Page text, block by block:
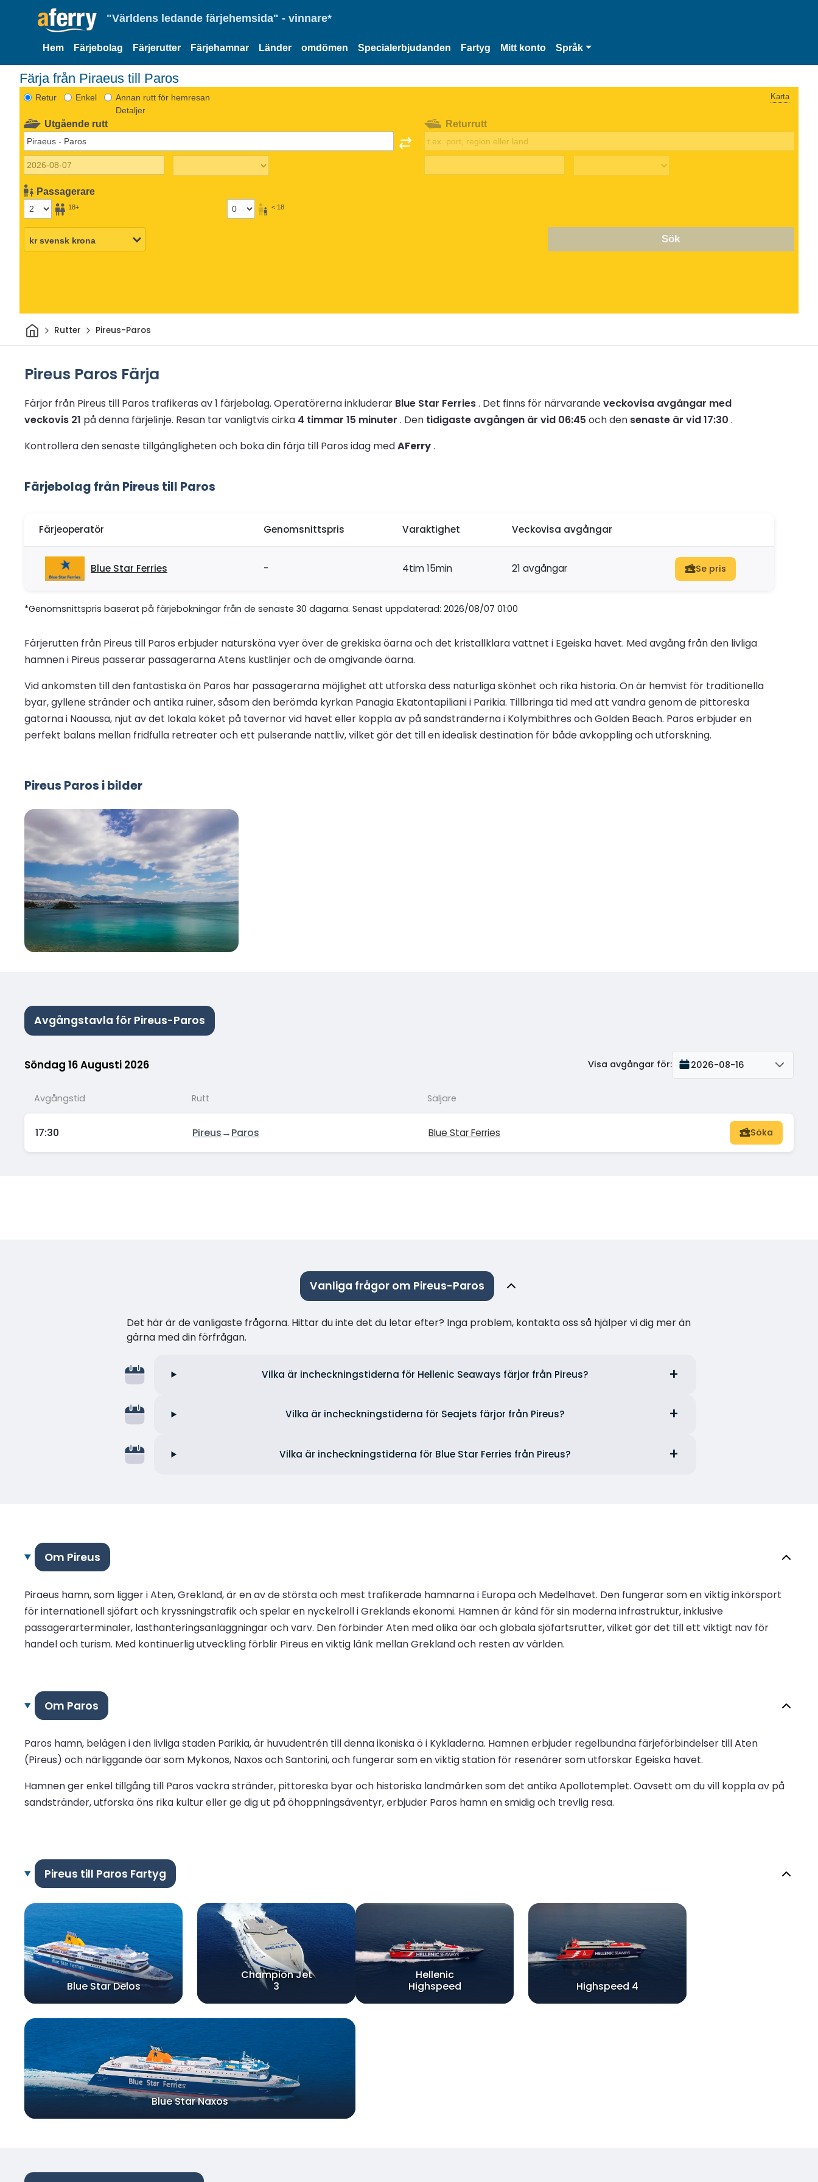
"Världens ledande färjehemsida" - vinnare*
Hem Färjebolag Färjerutter Färjehamnar Länder omdömen Specialerbjudanden Fartyg Mitt konto Språk
Färja från Piraeus till Paros
Retur Enkel
Annan rutt för hemresan
Detaljer
Karta
Utgående rutt
Passagerare
18+ < 18
Returrutt
Sök
HemRutter Pireus-Paros
Pireus Paros Färja
Färjor från Pireus till Paros trafikeras av 1 färjebolag. Operatörerna inkluderar Blue Star Ferries. Det finns för närvarandeveckovisa avgångar med
veckovis 21 på denna färjelinje. Resan tar vanligtvis cirka 4 timmar 15 minuter . Den tidigaste avgången är vid 06:45 och den senaste är vid 17:30 .
Kontrollera den senaste tillgängligheten och boka din färja till Paros idag medAFerry.
Färjebolag från Pireus till Paros
Färjeoperatör Genomsnittspris Varaktighet Veckovisa avgångar
Blue Star Ferries - 4tim 15min 21 avgångar Se pris
*Genomsnittspris baserat på färjebokningar från de senaste 30 dagarna. Senast uppdaterad: 2026/08/07 01:00
Färjerutten från Pireus till Paros erbjuder natursköna vyer över de grekiska öarna och det kristallklara vattnet i Egeiska havet. Med avgång från den livliga
hamnen i Pireus passerar passagerarna Atens kustlinjer och de omgivande öarna.
Vid ankomsten till den fantastiska ön Paros har passagerarna möjlighet att utforska dess naturliga skönhet och rika historia. Ön är hemvist för traditionella
byar, gyllene stränder och antika ruiner, såsom den berömda kyrkan Panagia Ekatontapiliani i Parikia. Tillbringa tid med att vandra genom de pittoreska
gatorna i Naoussa, njut av det lokala köket på tavernor vid havet eller koppla av på sandstränderna i Kolymbithres och Golden Beach. Paros erbjuder en
perfekt balans mellan fridfulla retreater och ett pulserande nattliv, vilket gör det till en idealisk destination för både avkoppling och utforskning.
Pireus Paros i bilder
Avgångstavla för Pireus-Paros
Söndag 16 Augusti 2026 Visa avgångar för: 2026-08-16
Avgångstid Rutt Säljare
17:30 Pireus→Paros Blue Star Ferries Söka
Vanliga frågor om Pireus-Paros
Det här är de vanligaste frågorna. Hittar du inte det du letar efter? Inga problem, kontakta oss så hjälper vi dig mer än
gärna med din förfrågan.
Vilka är incheckningstiderna för Hellenic Seaways färjor från Pireus?
Vilka är incheckningstiderna för Seajets färjor från Pireus?
Vilka är incheckningstiderna för Blue Star Ferries från Pireus?
Om Pireus
Piraeus hamn, som ligger i Aten, Grekland, är en av de största och mest trafikerade hamnarna i Europa och Medelhavet. Den fungerar som en viktig inkörsport
för internationell sjöfart och kryssningstrafik och spelar en nyckelroll i Greklands ekonomi. Hamnen är känd för sin moderna infrastruktur, inklusive
passagerarterminaler, lasthanteringsanläggningar och varv. Den förbinder Aten med olika öar och globala sjöfartsrutter, vilket gör det till ett viktigt nav för
handel och turism. Med kontinuerlig utveckling förblir Pireus en viktig länk mellan Grekland och resten av världen.
Om Paros
Paros hamn, belägen i den livliga staden Parikia, är huvudentrén till denna ikoniska ö i Kykladerna. Hamnen erbjuder regelbundna färjeförbindelser till Aten
(Pireus) och närliggande öar som Mykonos, Naxos och Santorini, och fungerar som en viktig station för resenärer som utforskar Egeiska havet.
Hamnen ger enkel tillgång till Paros vackra stränder, pittoreska byar och historiska landmärken som det antika Apollotemplet. Oavsett om du vill koppla av på
sandstränder, utforska öns rika kultur eller ge dig ut på öhoppningsäventyr, erbjuder Paros hamn en smidig och trevlig resa.
Pireus till Paros Fartyg
Blue Star Delos
Champion Jet
3
Blue Star Naxos
Hellenic
Highspeed
Highspeed 4